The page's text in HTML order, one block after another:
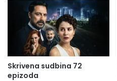
Skrivena sudbina 72
epizoda